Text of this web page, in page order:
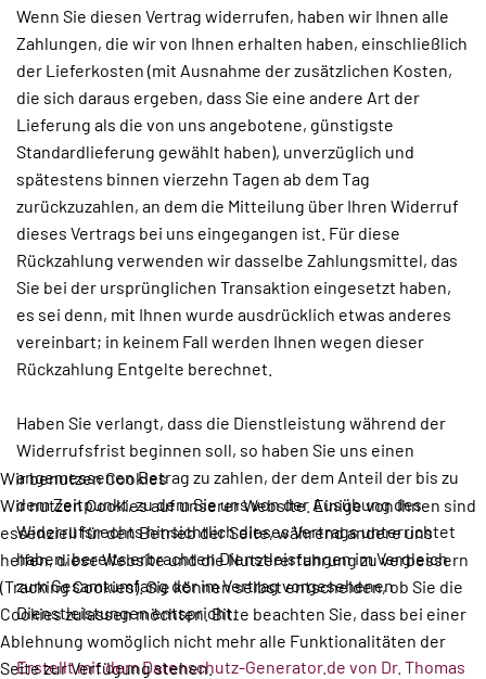
Wenn Sie diesen Vertrag widerrufen, haben wir Ihnen alle
Zahlungen, die wir von Ihnen erhalten haben, einschließlich
der Lieferkosten (mit Ausnahme der zusätzlichen Kosten,
die sich daraus ergeben, dass Sie eine andere Art der
Lieferung als die von uns angebotene, günstigste
Standardlieferung gewählt haben), unverzüglich und
spätestens binnen vierzehn Tagen ab dem Tag
zurückzuzahlen, an dem die Mitteilung über Ihren Widerruf
dieses Vertrags bei uns eingegangen ist. Für diese
Rückzahlung verwenden wir dasselbe Zahlungsmittel, das
Sie bei der ursprünglichen Transaktion eingesetzt haben,
es sei denn, mit Ihnen wurde ausdrücklich etwas anderes
vereinbart; in keinem Fall werden Ihnen wegen dieser
Rückzahlung Entgelte berechnet.
Haben Sie verlangt, dass die Dienstleistung während der
Widerrufsfrist beginnen soll, so haben Sie uns einen
angemessenen Betrag zu zahlen, der dem Anteil der bis zu
dem Zeitpunkt, zu dem Sie uns von der Ausübung des
Widerrufsrechts hinsichtlich dieses Vertrags unterrichtet
haben, bereits erbrachten Dienstleistungen im Vergleich
zum Gesamtumfang der im Vertrag vorgesehenen
Dienstleistungen entspricht.
Erstellt mit dem Datenschutz-Generator.de von Dr. Thomas
Wir benutzen Cookies
Wir nutzen Cookies auf unserer Website. Einige von ihnen sind
essenziell für den Betrieb der Seite, während andere uns
helfen, diese Website und die Nutzererfahrung zu verbessern
(Tracking Cookies). Sie können selbst entscheiden, ob Sie die
Cookies zulassen möchten. Bitte beachten Sie, dass bei einer
Ablehnung womöglich nicht mehr alle Funktionalitäten der
Seite zur Verfügung stehen.